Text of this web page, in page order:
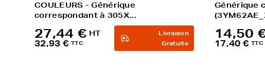
COULEURS - Générique
correspondant à 305X...
27,44 € HT
32,93 € TTC
Livraison
Gratuite
Générique
14,50
17,40 € TTC